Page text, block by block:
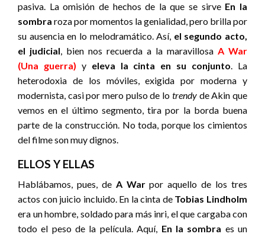
pasiva. La omisión de hechos de la que se sirve En la
sombra roza por momentos la genialidad, pero brilla por
su ausencia en lo melodramático. Así, el segundo acto,
el judicial, bien nos recuerda a la maravillosa A War
(Una guerra) yeleva la cinta en su conjunto. La
heterodoxia de los móviles, exigida por moderna y
modernista, casi por mero pulso de lo trendyde Akin que
vemos en el último segmento, tira por la borda buena
parte de la construcción. No toda, porque los cimientos
del filme son muy dignos.
ELLOS Y ELLAS
Hablábamos, pues, de A Warpor aquello de los tres
actos con juicio incluido. En la cinta de Tobias Lindholm
era un hombre, soldado para más inri, el que cargaba con
todo el peso de la película. Aquí, En la sombra es un